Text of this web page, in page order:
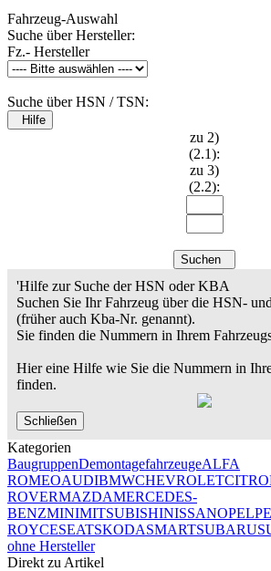
Fahrzeug-Auswahl
Suche über Hersteller:
Fz.- Hersteller
Suche über HSN / TSN:
Hilfe
zu 2)
(2.1):
zu 3)
(2.2):
Suchen
'Hilfe zur Suche der HSN oder KBA
Suchen Sie Ihr Fahrzeug über die HSN-
(früher auch Kba-Nr. genannt).
Sie finden die Nummern in Ihrem
Hier eine Hilfe wie Sie die Nummern in
finden.
Schließen
Kategorien
BaugruppenDemontagefahrzeugeALFA
ROMEOAUDIBMWCHEVROLET
ROVERMAZDAMERCEDES-
BENZMINIMITSUBISHINISSANOPEL
ROYCESEATSKODASMARTSUBARU
ohne Hersteller
Direkt zu Artikel